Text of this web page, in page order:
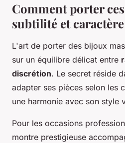
Comment porter
subtilité et caractère
L'art de porter des bijoux
sur un équilibre délicat entre
discrétion. Le secret réside
adapter ses pièces selon les
une harmonie avec son style
Pour les occasions
montre prestigieuse